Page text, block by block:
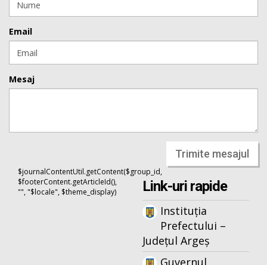
Email
Mesaj
Trimite mesajul
$journalContentUtil.getContent($group_id,
$footerContent.getArticleId(),
"", "$locale", $theme_display)
Link-uri rapide
Instituția
Prefectului –
Județul Argeș
Guvernul